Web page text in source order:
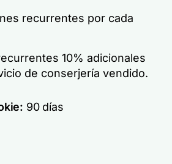
recurrentes por cada
10% adicionales
de conserjería vendido.
90 días